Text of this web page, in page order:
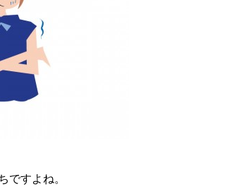
ですよね。